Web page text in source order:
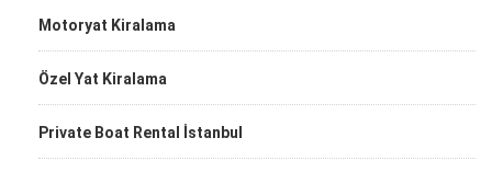
Motoryat Kiralama
Özel Yat Kiralama
Private Boat Rental İstanbul